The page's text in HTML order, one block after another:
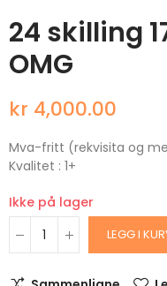
24 skilling
OMG
kr 4,000.00
Mva-fritt (rekvisita og
Kvalitet : 1+
Ikke på lager
LEGG I